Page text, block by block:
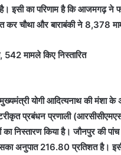
इसी का परिणाम है कि आजमगढ़ ने
चौथा और बाराबंकी ने 8,378
542 मामले किए निस्तारित
योगी आदित्यनाथ की मंशा के
प्रबंधन प्रणाली
निस्तारण किया है। जौनपुर की
अनुपात 216.80 प्रतिशत है।